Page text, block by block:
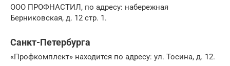
ООО ПРОФНАСТИЛ, по адресу: набережная
Берниковская, д. 12 стр. 1.
Санкт-Петербурга
«Профкомплект» находится по адресу: ул. Тосина, д. 12.